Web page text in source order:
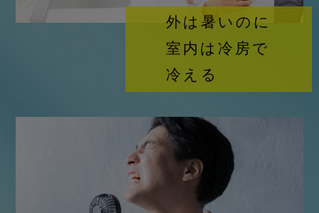
外は暑いのに
室内は冷房で
冷える